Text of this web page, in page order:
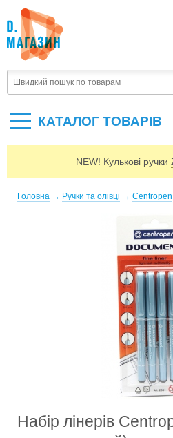
КАТАЛОГ ТОВАРIВ
NEW! Кулькові ручки
Головна → Ручки та олівці → Centropen
Набір лінерів